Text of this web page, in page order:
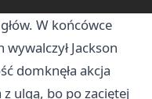
W końcówce
Jackson
domknęła akcja
ulgą, bo po zaciętej